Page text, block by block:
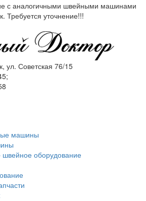
с аналогичными швейными машинами
Требуется уточнение!!!
ул. Советская 76/15
машины
оборудование